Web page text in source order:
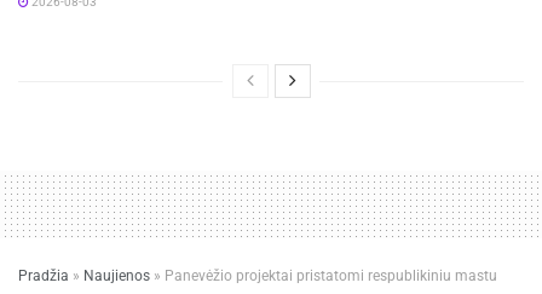
Pradžia » Naujienos » Panevėžio projektai pristatomi respublikiniu mastu